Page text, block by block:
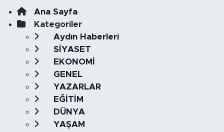
Ana Sayfa
Kategoriler
Aydın Haberleri
SİYASET
EKONOMİ
GENEL
YAZARLAR
EĞİTİM
DÜNYA
YAŞAM